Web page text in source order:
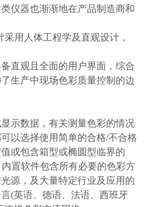
仪器也渐渐地在产品制造商和
用人体工程学及直观设计，
直观且全面的用户界面，综合
生产中现场色彩质量控制的边
示数据，有关测量色彩的情况
以选择使用简单的合格/不合格
或包含箱型或椭圆型临界的
置软件包含所有必要的色彩方
源，及大量特定行业及应用的
(英语、德语、法语、西班牙